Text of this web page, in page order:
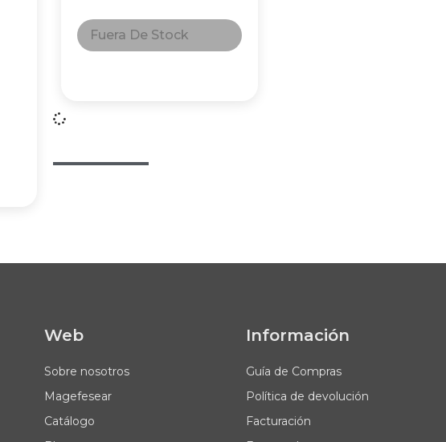
Fuera De Stock
Web
Sobre nosotros
Magefesear
Catálogo
Información
Guía de Compras
Política de devolución
Facturación